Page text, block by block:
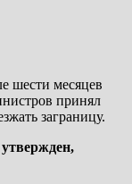
шести месяцев
принял
заграницу.